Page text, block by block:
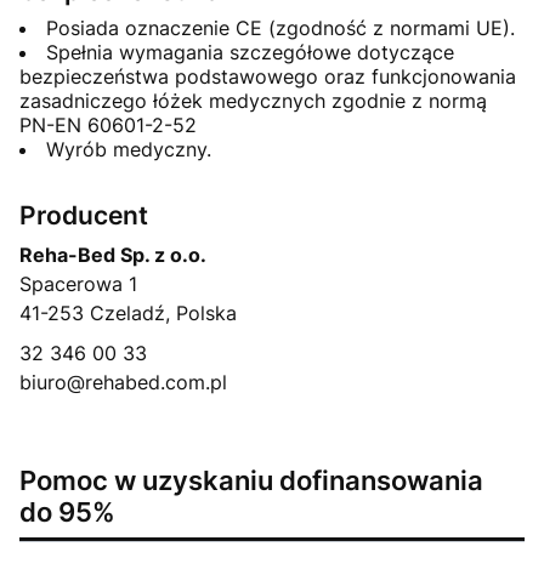
Posiada oznaczenie CE (zgodność z normami UE).
Spełnia wymagania szczegółowe dotyczące
bezpieczeństwa podstawowego oraz funkcjonowania
zasadniczego łóżek medycznych zgodnie z normą
PN-EN 60601-2-52
Wyrób medyczny.
Producent
Reha-Bed Sp. z o.o.
Spacerowa 1
41-253 Czeladź, Polska
32 346 00 33
biuro@rehabed.com.pl
Pomoc w uzyskaniu dofinansowania
do 95%